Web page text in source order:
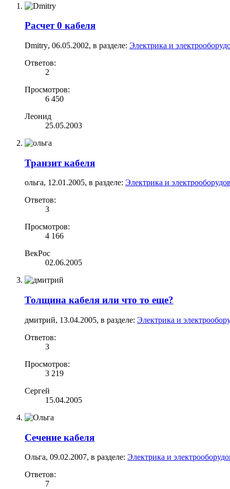
Расчет 0 кабеля
Dmitry, 06.05.2002, в разделе: Электрика и
Ответов:
2
Просмотров:
6 450
Леонид
25.05.2003
Транзит кабеля
ольга, 12.01.2005, в разделе: Электрика и
Ответов:
3
Просмотров:
4 166
ВекРос
02.06.2005
Толщина кабеля или что то еще?
дмитрий, 13.04.2005, в разделе: Электрика и
Ответов:
3
Просмотров:
3 219
Сергей
15.04.2005
Сечение кабеля
Ольга, 09.02.2007, в разделе: Электрика и
Ответов:
7